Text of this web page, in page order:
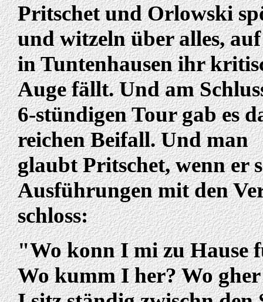
Pritschet und Orlowski
und witzeln über alles,
in Tuntenhausen ihr
Auge fällt. Und am
6-stündigen Tour gab es
reichen Beifall. Und man
glaubt Pritschet, wenn er
Ausführungen mit den
schloss:
"Wo konn I mi zu Hause
Wo kumm I her? Wo